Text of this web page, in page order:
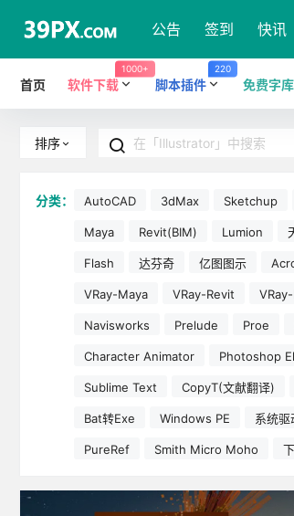
公告 签到 快讯
首页 软件下载
1000+
脚本插件
220
免费字库
排序
分类： AutoCAD 3dMax Sketchup
Maya Revit(BIM) Lumion
Flash 达芬奇 亿图图示
VRay-Maya VRay-Revit
Navisworks Prelude Proe
Character Animator Photoshop
Sublime Text CopyT(文献翻译)
Bat转Exe Windows PE 系统驱
PureRef Smith Micro Moho